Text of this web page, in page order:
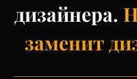
дизайнера.
заменит